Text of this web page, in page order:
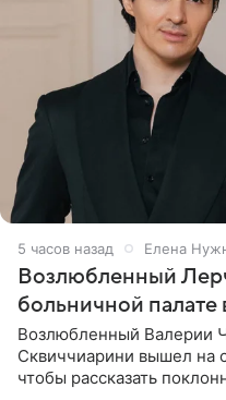
5 часов назад Елена
Возлюбленный
больничной палате
Возлюбленный Валерии
Сквиччиарини вышел на
чтобы рассказать